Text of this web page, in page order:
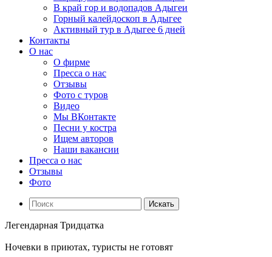
В край гор и водопадов Адыгеи
Горный калейдоскоп в Адыгее
Активный тур в Адыгее 6 дней
Контакты
О нас
О фирме
Пресса о нас
Отзывы
Фото с туров
Видео
Мы ВКонтакте
Песни у костра
Ищем авторов
Наши вакансии
Пресса о нас
Отзывы
Фото
Искать
Легендарная Тридцатка
Ночевки в приютах, туристы не готовят